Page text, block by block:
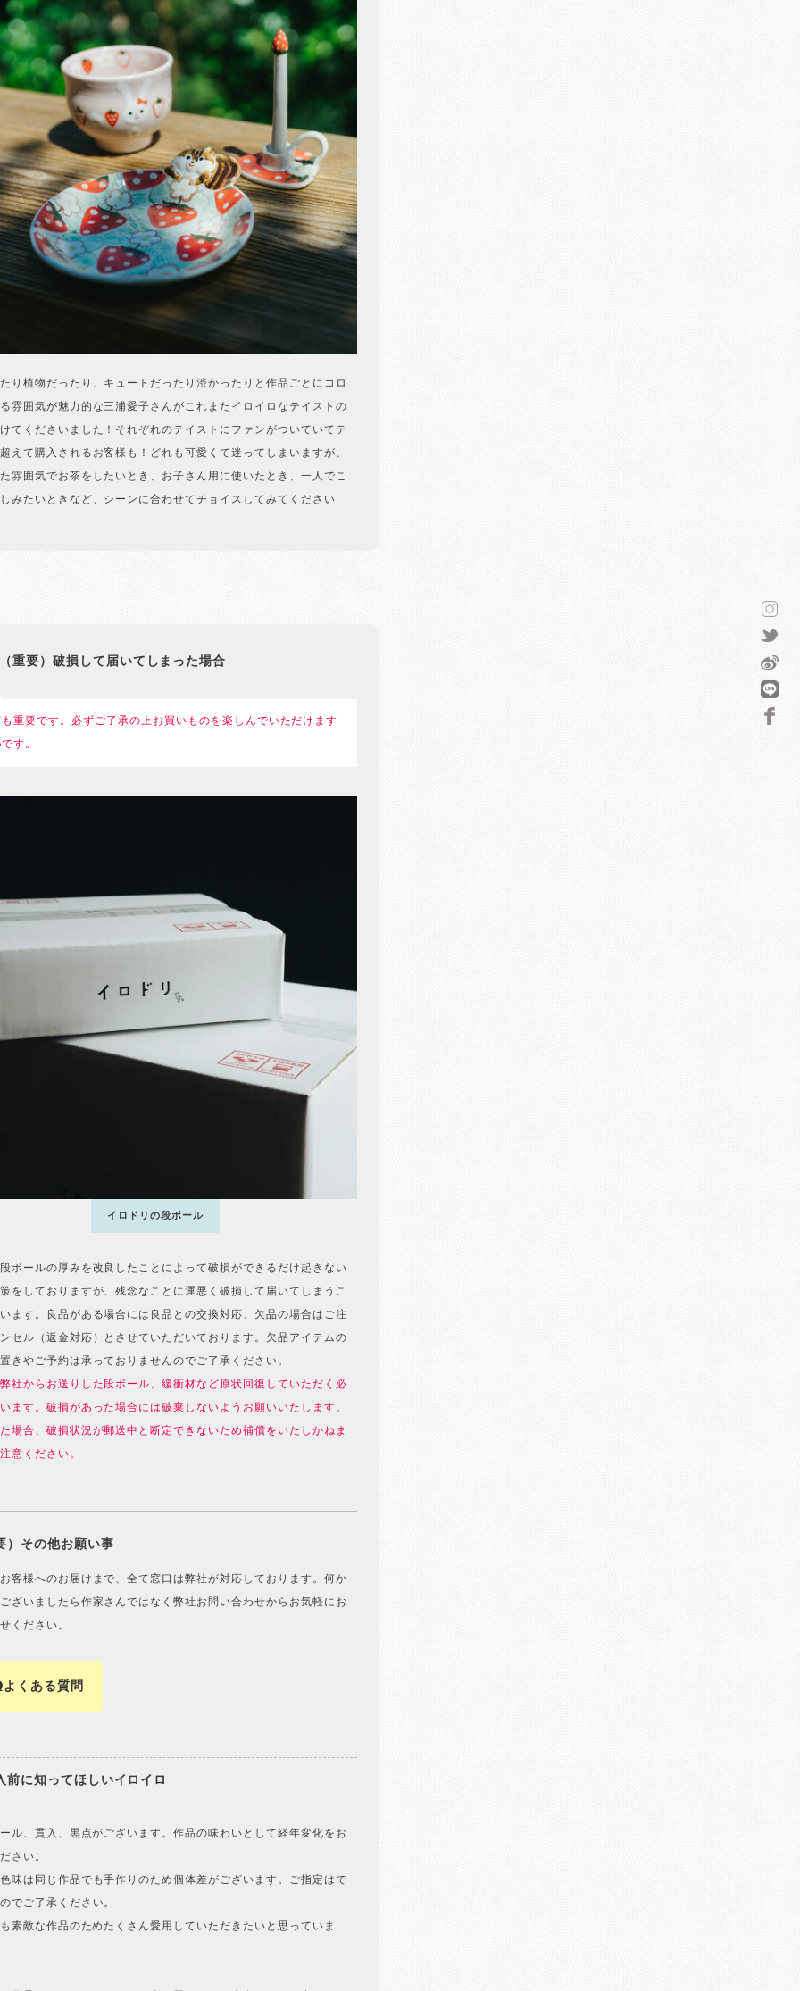
り植物だったり、キュートだったり渋かったりと作品ごとにコロ
雰囲気が魅力的な三浦愛子さんがこれまたイロイロなテイストの
てくださいました！それぞれのテイストにファンがついていてテ
えて購入されるお客様も！どれも可愛くて迷ってしまいますが、
雰囲気でお茶をしたいとき、お子さん用に使いたとき、一人でこ
みたいときなど、シーンに合わせてチョイスしてみてください
重要）破損して届いてしまった場合
重要です。必ずご了承の上お買いものを楽しんでいただけます
す。
イロドリの段ボール
ボールの厚みを改良したことによって破損ができるだけ起きない
をしておりますが、残念なことに運悪く破損して届いてしまうこ
ます。良品がある場合には良品との交換対応、欠品の場合はご注
セル（返金対応）とさせていただいております。欠品アイテムの
きやご予約は承っておりませんのでご了承ください。
社からお送りした段ボール、緩衝材など原状回復していただく必
ます。破損があった場合には破棄しないようお願いいたします。
場合、破損状況が郵送中と断定できないため補償をいたしかねま
意ください。
その他お願い事
客様へのお届けまで、全て窓口は弊社が対応しております。何か
ざいましたら作家さんではなく弊社お問い合わせからお気軽にお
ください。
くある質問
前に知ってほしいイロイロ
ル、貫入、黒点がございます。作品の味わいとして経年変化をお
さい。
味は同じ作品でも手作りのため個体差がございます。ご指定はで
でご了承ください。
素敵な作品のためたくさん愛用していただきたいと思っていま